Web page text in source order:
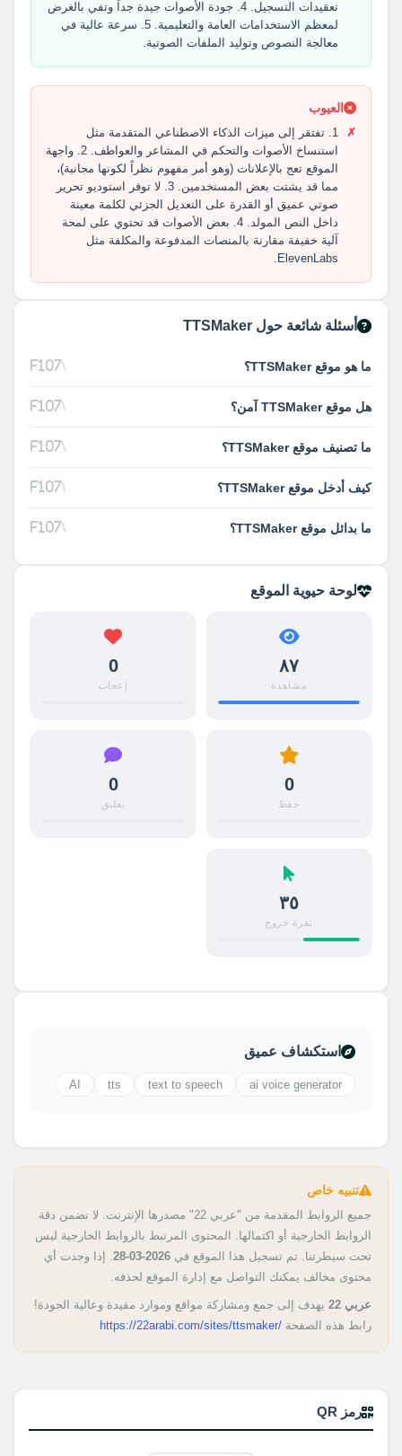
تعقيدات التسجيل. 4. جودة الأصوات جيدة جداً وتفي بالغرض
لمعظم الاستخدامات العامة والتعليمية. 5. سرعة عالية في
معالجة النصوص وتوليد الملفات الصوتية.
العيوب
1. تفتقر إلى ميزات الذكاء الاصطناعي المتقدمة مثل
استنساخ الأصوات والتحكم في المشاعر والعواطف. 2. واجهة
الموقع تعج بالإعلانات (وهو أمر مفهوم نظراً لكونها مجانية)،
مما قد يشتت بعض المستخدمين. 3. لا توفر استوديو تحرير
صوتي عميق أو القدرة على التعديل الجزئي لكلمة معينة
داخل النص المولد. 4. بعض الأصوات قد تحتوي على لمحة
آلية خفيفة مقارنة بالمنصات المدفوعة والمكلفة مثل
ElevenLabs.
أسئلة شائعة حول TTSMaker
ما هو موقع TTSMaker؟
هل موقع TTSMaker آمن؟
ما تصنيف موقع TTSMaker؟
كيف أدخل موقع TTSMaker؟
ما بدائل موقع TTSMaker؟
لوحة حيوية الموقع
٨٧
مشاهدة
0
إعجاب
0
حفظ
0
تعليق
٣٥
نقرة خروج
استكشاف عميق
ai voice generator
text to speech
tts
AI
تنبيه خاص
جميع الروابط المقدمة من "عربي 22" مصدرها الإنترنت. لا نضمن دقة
الروابط الخارجية أو اكتمالها. المحتوى المرتبط بالروابط الخارجية ليس
تحت سيطرتنا. تم تسجيل هذا الموقع في 2026-03-28
. إذا وجدت أي
محتوى مخالف يمكنك التواصل مع إدارة الموقع لحذفه.
عربي 22
يهدف إلى جمع ومشاركة مواقع وموارد مفيدة وعالية الجودة!
رابط هذه الصفحة https://22arabi.com/sites/ttsmaker/
رمز QR